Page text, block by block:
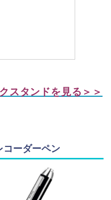
スタンドを見る＞＞
ーダーペン